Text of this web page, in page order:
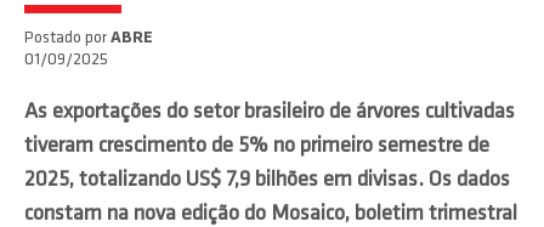
Postado por ABRE
01/09/2025
As exportações do setor brasileiro de árvores cultivadas
tiveram crescimento de 5% no primeiro semestre de
2025, totalizando US$ 7,9 bilhões em divisas. Os dados
constam na nova edição do Mosaico, boletim trimestral